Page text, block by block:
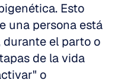
Esto
una persona está
el parto o
de la vida
o